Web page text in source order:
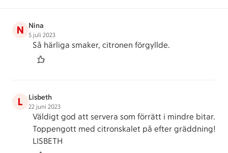
N Nina
5 juli 2023
Så härliga smaker, citronen förgyllde.
L Lisbeth
22 juni 2023
Väldigt god att servera som förrätt i mindre bitar.
Toppengott med citronskalet på efter gräddning!
LISBETH